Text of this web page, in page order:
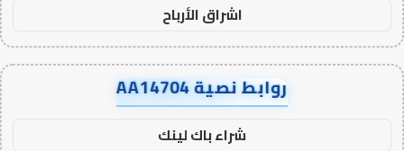
اشراق الأرباح
روابط نصية AA14704
شراء باك لينك